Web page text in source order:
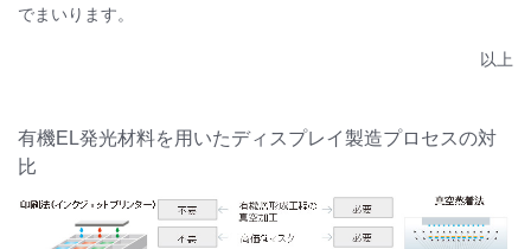
でまいります。
以上
有機EL発光材料を用いたディスプレイ製造プロセスの対
比